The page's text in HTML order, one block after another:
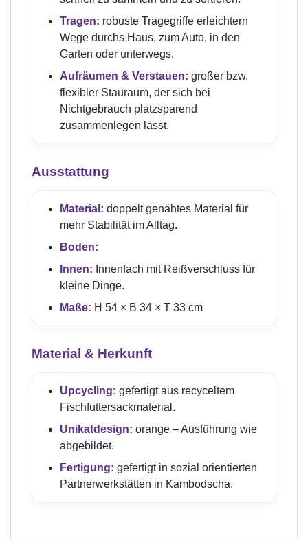
Tragen: robuste Tragegriffe erleichtern
Wege durchs Haus, zum Auto, in den
Garten oder unterwegs.
Aufräumen & Verstauen: großer bzw.
flexibler Stauraum, der sich bei
Nichtgebrauch platzsparend
zusammenlegen lässt.
Ausstattung
Material: doppelt genähtes Material für
mehr Stabilität im Alltag.
Boden:
Innen: Innenfach mit Reißverschluss für
kleine Dinge.
Maße: H 54 × B 34 × T 33 cm
Material & Herkunft
Upcycling: gefertigt aus recyceltem
Fischfuttersackmaterial.
Unikatdesign: orange – Ausführung wie
abgebildet.
Fertigung: gefertigt in sozial orientierten
Partnerwerkstätten in Kambodscha.